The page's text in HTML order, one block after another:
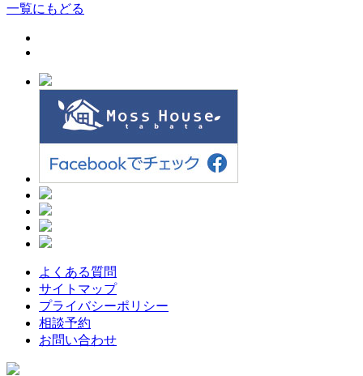
一覧にもどる
よくある質問
サイトマップ
プライバシーポリシー
相談予約
お問い合わせ